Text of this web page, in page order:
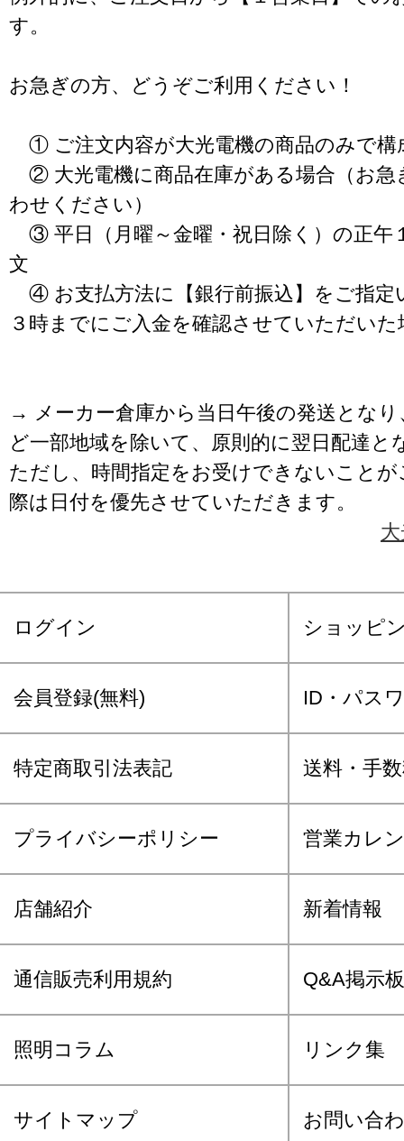
す。
お急ぎの方、どうぞご利用ください！
① ご注文内容が大光電機の商品のみで構
② 大光電機に商品在庫がある場合（お急
わせください）
③ 平日（月曜～金曜・祝日除く）の正午
文
④ お支払方法に【銀行前振込】をご指定
３時までにご入金を確認させていただいた
→ メーカー倉庫から当日午後の発送となり
ど一部地域を除いて、原則的に翌日配達と
ただし、時間指定をお受けできないこと
際は日付を優先させていただきます。
ログイン ショッピ
会員登録(無料) ID・パス
特定商取引法表記 送料・手
プライバシーポリシー 営業カレ
店舗紹介 新着情報
通信販売利用規約 Q&A掲示板
照明コラム リンク集
サイトマップ お問い合